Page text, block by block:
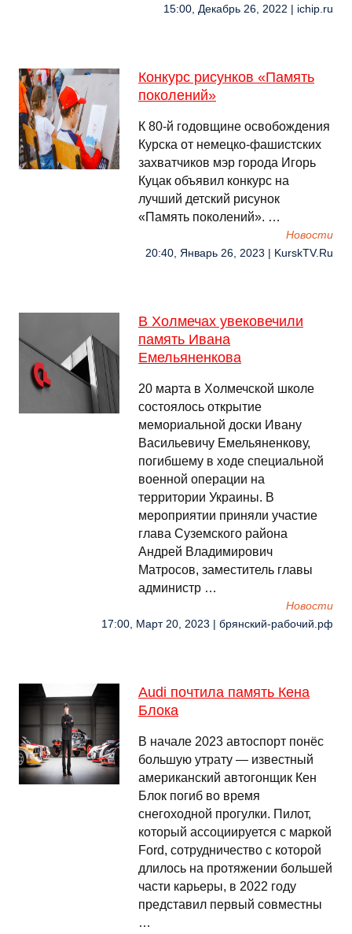
15:00, Декабрь 26, 2022 | ichip.ru
Конкурс рисунков «Память
поколений»
К 80-й годовщине освобождения
Курска от немецко-фашистских
захватчиков мэр города Игорь
Куцак объявил конкурс на
лучший детский рисунок
«Память поколений». …
Новости
20:40, Январь 26, 2023 | KurskTV.Ru
В Холмечах увековечили
память Ивана
Емельяненкова
20 марта в Холмечской школе
состоялось открытие
мемориальной доски Ивану
Васильевичу Емельяненкову,
погибшему в ходе специальной
военной операции на
территории Украины. В
мероприятии приняли участие
глава Суземского района
Андрей Владимирович
Матросов, заместитель главы
администр …
Новости
17:00, Март 20, 2023 | брянский-рабочий.рф
Audi почтила память Кена
Блока
В начале 2023 автоспорт понёс
большую утрату — известный
американский автогонщик Кен
Блок погиб во время
снегоходной прогулки. Пилот,
который ассоциируется с маркой
Ford, сотрудничество с которой
длилось на протяжении большей
части карьеры, в 2022 году
представил первый совместны
…